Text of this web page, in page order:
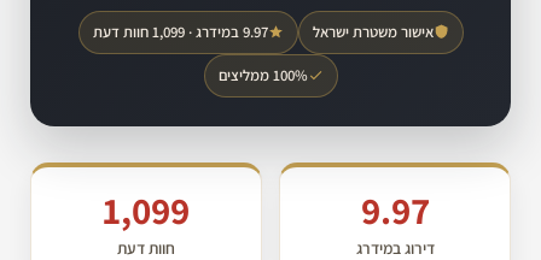
אישור משטרת ישראל 9.97 במידרג · 1,099 חוות דעת
100% ממליצים
9.97
דירוג במידרג
1,099
חוות דעת